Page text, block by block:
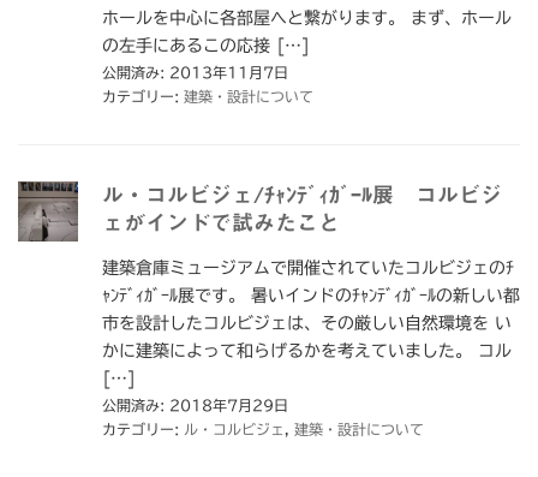
ホールを中心に各部屋へと繋がります。 まず、ホール
の左手にあるこの応接 […]
公開済み: 2013年11月7日
カテゴリー: 建築・設計について
ル・コルビジェ/ﾁｬﾝﾃﾞｨｶﾞｰﾙ展 コルビジ
ェがインドで試みたこと
建築倉庫ミュージアムで開催されていたコルビジェのﾁ
ｬﾝﾃﾞｨｶﾞｰﾙ展です。 暑いインドのﾁｬﾝﾃﾞｨｶﾞｰﾙの新しい都
市を設計したコルビジェは、その厳しい自然環境を い
かに建築によって和らげるかを考えていました。 コル
[…]
公開済み: 2018年7月29日
カテゴリー: ル・コルビジェ 建築・設計について